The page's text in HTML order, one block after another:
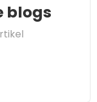
blogs